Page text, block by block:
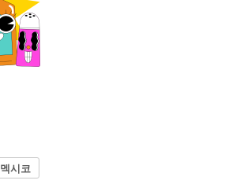
멕시코